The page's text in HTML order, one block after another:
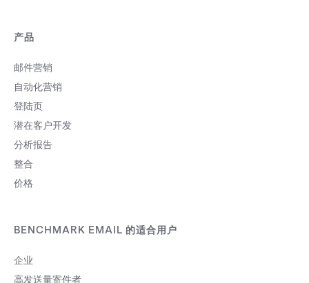
产品
邮件营销
自动化营销
登陆页
潜在客户开发
分析报告
整合
价格
BENCHMARK EMAIL 的适合用户
企业
高发送量寄件者